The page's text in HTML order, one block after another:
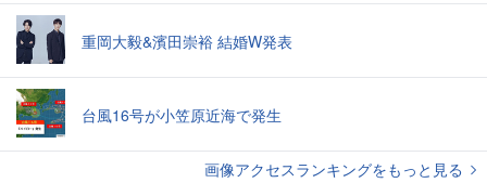
重岡大毅&濱田崇裕 結婚W発表
台風16号が小笠原近海で発生
画像アクセスランキングをもっと見る